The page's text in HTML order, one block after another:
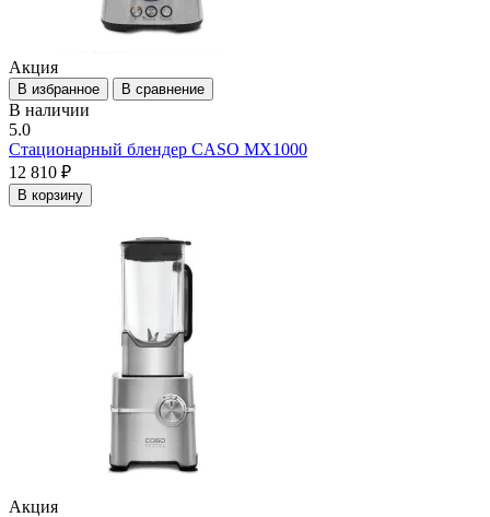
Акция
В избранное В сравнение
В наличии
5.0
Стационарный блендер CASO MX1000
12 810 ₽
В корзину
Акция